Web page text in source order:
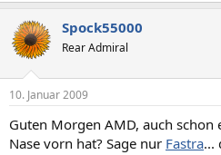
Spock55000
Rear Admiral
10. Januar 2009
Guten Morgen AMD, auch schon
Nase vorn hat? Sage nur Fastra...